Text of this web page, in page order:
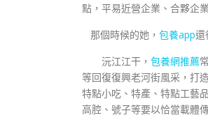
點，平易近營企業、合夥企
那個時候的她， 包養app還
沅江江干， 包養網推薦
等回復復興老河街風采，打
特點小吃、特產、特點工藝
高腔、號子等要以恰當載體